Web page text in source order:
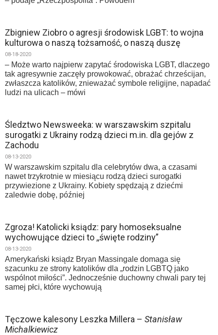
Zbigniew Ziobro o agresji środowisk LGBT: to wojna
kulturowa o naszą tożsamość, o naszą duszę
08-18-2020
– Może warto najpierw zapytać środowiska LGBT, dlaczego
tak agresywnie zaczęły prowokować, obrażać chrześcijan,
zwłaszcza katolików, znieważać symbole religijne, napadać
ludzi na ulicach – mówi
Śledztwo Newsweeka: w warszawskim szpitalu
surogatki z Ukrainy rodzą dzieci m.in. dla gejów z
Zachodu
08-13-2020
W warszawskim szpitalu dla celebrytów dwa, a czasami
nawet trzykrotnie w miesiącu rodzą dzieci surogatki
przywiezione z Ukrainy. Kobiety spędzają z dziećmi
zaledwie dobę, później
Zgroza! Katolicki ksiądz: pary homoseksualne
wychowujące dzieci to ,,święte rodziny”
08-13-2020
Amerykański ksiądz Bryan Massingale domaga się
szacunku ze strony katolików dla „rodzin LGBTQ jako
wspólnot miłości”. Jednocześnie duchowny chwali pary tej
samej płci, które wychowują
Tęczowe kalesony Leszka Millera – Stanisław
Michalkiewicz